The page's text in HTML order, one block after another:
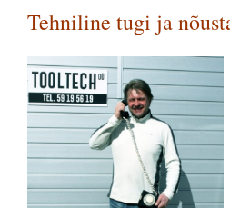
Tehniline tugi ja